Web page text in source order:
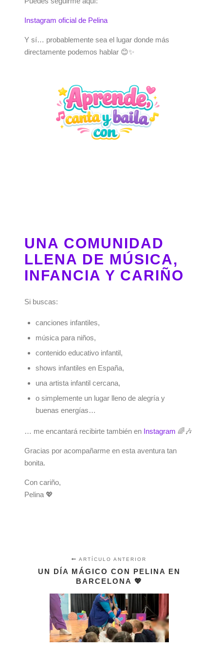
Instagram oficial de Pelina
Y sí… probablemente sea el lugar donde más
directamente podemos hablar 😊✨
UNA COMUNIDAD
LLENA DE MÚSICA,
INFANCIA Y CARIÑO
Si buscas:
canciones infantiles,
música para niños,
contenido educativo infantil,
shows infantiles en España,
una artista infantil cercana,
o simplemente un lugar lleno de alegría y
buenas energías…
… me encantará recibirte también en Instagram 🌈🎶
Gracias por acompañarme en esta aventura tan
bonita.
Con cariño,
Pelina 💖
ARTÍCULO ANTERIOR
UN DÍA MÁGICO CON PELINA EN
BARCELONA 💖